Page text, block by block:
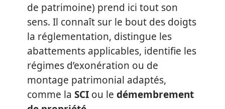
de patrimoine) prend ici tout son
sens. Il connaît sur le bout des doigts
la réglementation, distingue les
abattements applicables, identifie les
régimes d’exonération ou de
montage patrimonial adaptés,
comme la SCI ou le démembrement